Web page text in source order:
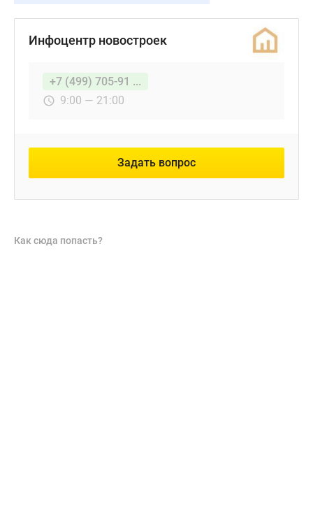
Инфоцентр новостроек
+7 (499) 705-91 ...
9:00 — 21:00
Задать вопрос
Как сюда попасть?